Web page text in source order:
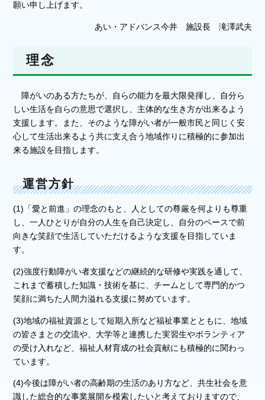
願い申し上げます。
あい・アドバンス今井 施設長 滝澤武夫
理念
障がいのある方たちが、自らの能力を最大限発揮し、自分ら
しい生活を自らの意思で選択し、主体的な生き方が出来るよう
支援します。また、そのような障がい者が一般市民と同じく安
心して生活出来るよう共に支え合う地域作りに積極的に参加出
来る施設を目指します。
運営方針
(1)「愛と前進」の理念のもと、人としての尊厳を何よりも尊重
し、一人ひとりが自分の人生を自己決定し、自分のペースで前
向きな笑顔で生活していただけるような支援を目指していま
す。
(2)強度行動障がい者支援などの継続的な研修や実践を通して、
これまで蓄積した知識・技術を基に、チームとして専門的かつ
笑顔に満ちた人間力溢れる支援に努めています。
(3)地域の福祉資源として短期入所など福祉事業とともに、地域
の皆さまとの交流や、大学等と連携した実習生やボランティア
の受け入れなど、福祉人材育成の社会貢献にも積極的に関わっ
ています。
(4)今後は障がい者の高齢期の生活のあり方など、共生社会を意
識した総合的な事業展開を模索したいと考えておりますので、